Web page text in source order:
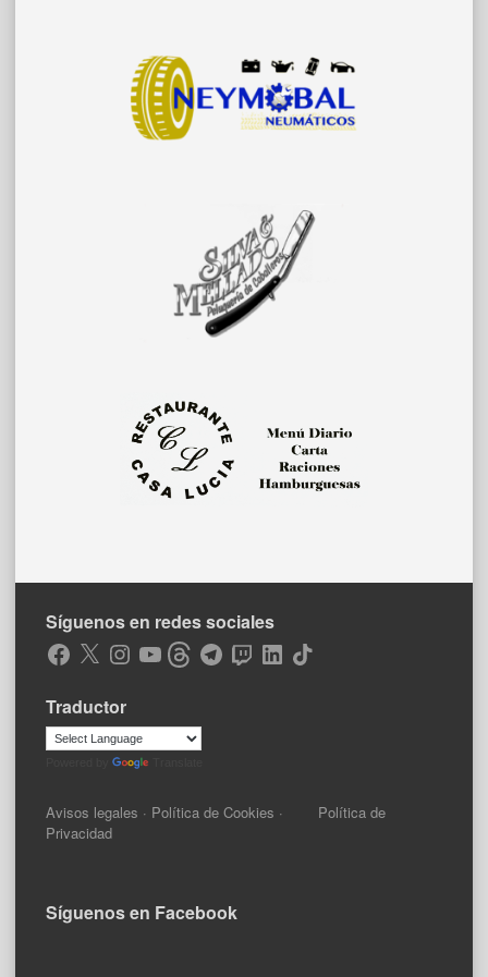
Síguenos en redes sociales
Facebook
X Instagram
YouTubeThreadsTelegramTwitchLinkedIn
TikTok
Traductor
Avisos legales · Política de Cookies · Política de
Privacidad
Síguenos en Facebook